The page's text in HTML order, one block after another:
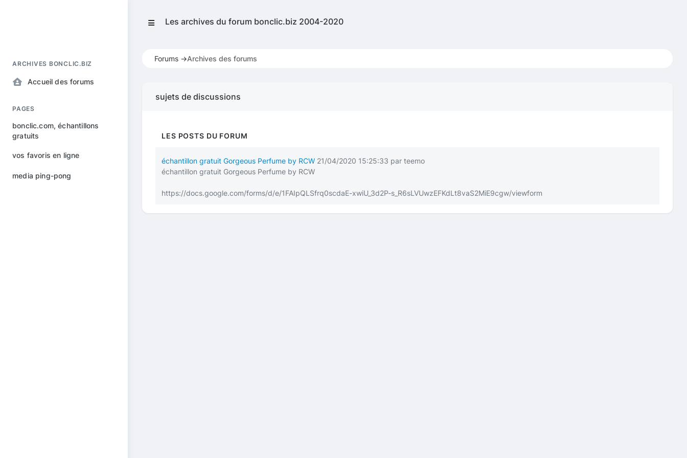
ARCHIVES BONCLIC.BIZ
Accueil des forums
PAGES
bonclic.com, échantillons
gratuits
vos favoris en ligne
media ping-pong
Les archives du forum bonclic.biz 2004-2020
Forums ->Archives des forums
sujets de discussions
LES POSTS DU FORUM
échantillon gratuit Gorgeous Perfume by RCW 21/04/2020 15:25:33 par teemo
échantillon gratuit Gorgeous Perfume by RCW
https://docs.google.com/forms/d/e/1FAIpQLSfrq0scdaE-xwiU_3d2P-s_R6sLVUwzEFKdLt8vaS2MiE9cgw/viewform